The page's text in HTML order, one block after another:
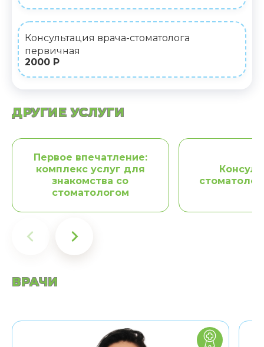
Консультация врача-стоматолога
первичная
2000 Р
ДРУГИЕ УСЛУГИ
Первое впечатление:
комплекс услуг для
знакомства со
стоматологом
ВРАЧИ